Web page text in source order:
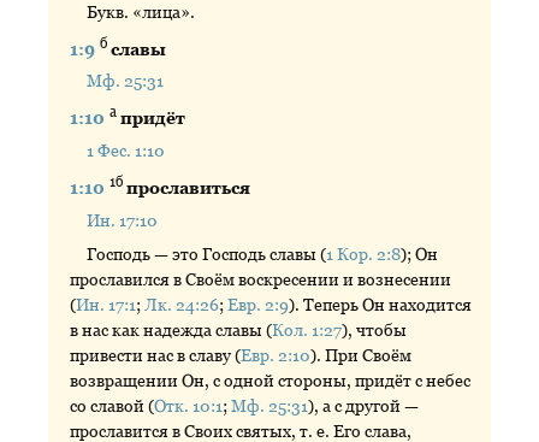
Букв. «лица».
1:9б славы
Мф. 25:31
1:10а придёт
1 Фес. 1:10
1:101б прославиться
Ин. 17:10
Господь — это Господь славы (1 Кор. 2:8); Он
прославился в Своём воскресении и вознесении
(Ин. 17:1; Лк. 24:26;Евр. 2:9). Теперь Он находится
в нас как надежда славы (Кол. 1:27), чтобы
привести нас в славу (Евр. 2:10). При Своём
возвращении Он, с одной стороны, придёт с небес
со славой (Отк. 10:1;Мф. 25:31), а с другой —
прославится в Своих святых, т. е. Его слава,